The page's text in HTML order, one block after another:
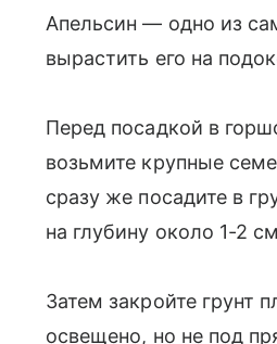
Апельсин — одно из
вырастить его на
Перед посадкой в
возьмите крупные
сразу же посадите в
на глубину около 1-2
Затем закройте грунт
освещено, но не под